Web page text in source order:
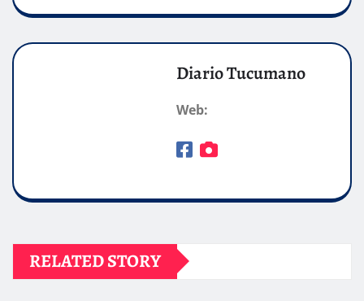
Diario Tucumano
Web:
RELATED STORY